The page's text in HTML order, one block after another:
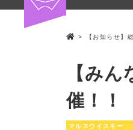
> 【お知らせ】
【み
催！！
マルスウイスキー